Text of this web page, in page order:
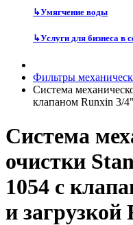
↳Умягчение воды
↳Услуги для бизнеса в
Фильтры
Система
клапаном Runxin 3/
Система
очистки
1054 с
и